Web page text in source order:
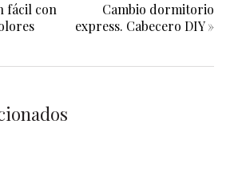
fácil con
Cambio dormitorio
express. Cabecero DIY»